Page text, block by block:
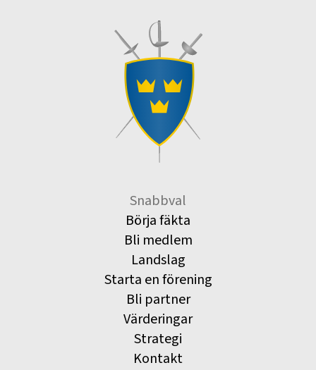
Snabbval
Börja fäkta
Bli medlem
Landslag
Starta en förening
Bli partner
Värderingar
Strategi
Kontakt